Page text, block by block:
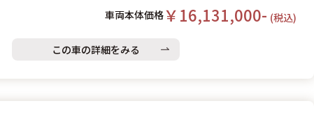
車両本体価格￥16,131,000- (税込)
この車の詳細をみる